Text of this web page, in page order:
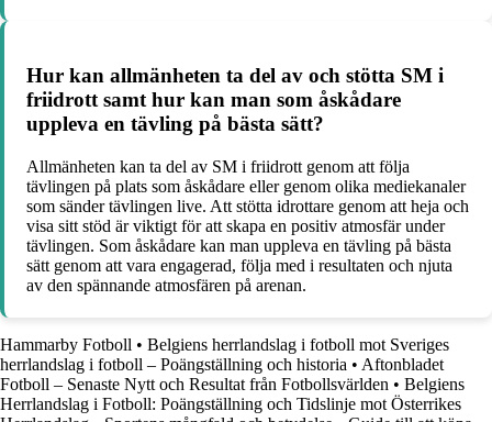
Hur kan allmänheten ta del av och stötta SM i
friidrott samt hur kan man som åskådare
uppleva en tävling på bästa sätt?
Allmänheten kan ta del av SM i friidrott genom att följa
tävlingen på plats som åskådare eller genom olika mediekanaler
som sänder tävlingen live. Att stötta idrottare genom att heja och
visa sitt stöd är viktigt för att skapa en positiv atmosfär under
tävlingen. Som åskådare kan man uppleva en tävling på bästa
sätt genom att vara engagerad, följa med i resultaten och njuta
av den spännande atmosfären på arenan.
Hammarby Fotboll • Belgiens herrlandslag i fotboll mot Sveriges
herrlandslag i fotboll – Poängställning och historia • Aftonbladet
Fotboll – Senaste Nytt och Resultat från Fotbollsvärlden • Belgiens
Herrlandslag i Fotboll: Poängställning och Tidslinje mot Österrikes